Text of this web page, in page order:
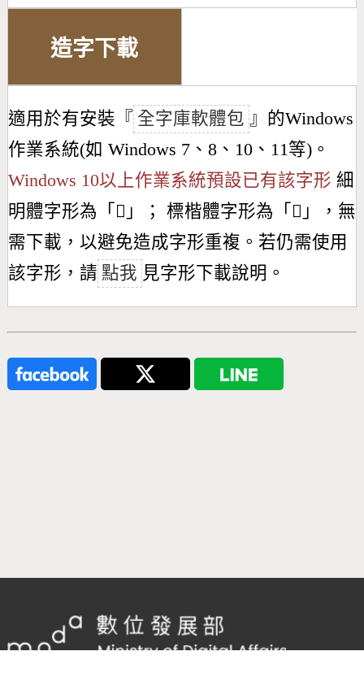
造字下載
適用於有安裝『 全字庫軟體包 』的Windows
作業系統(如 Windows 7、8、10、11等)。
Windows 10以上作業系統預設已有該字形 細
明體字形為「 𩽣 」； 標楷體字形為「 𩽣 」，無
需下載，以避免造成字形重複。若仍需使用
該字形，請 點我 見字形下載說明。